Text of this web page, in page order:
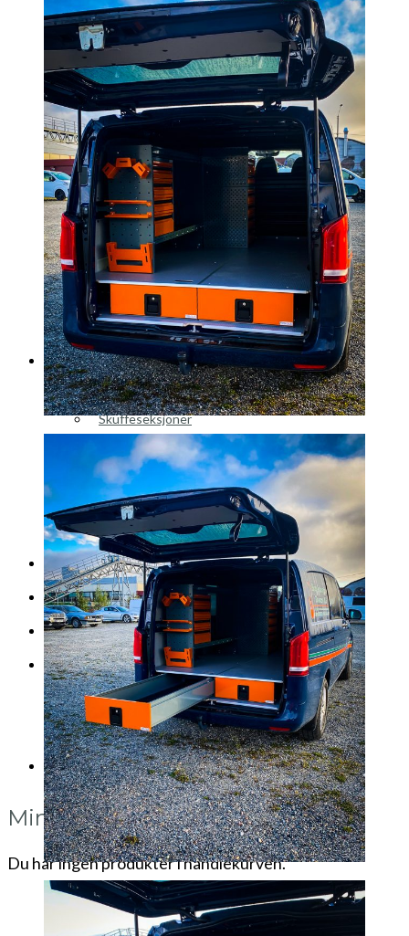
Mercedes
Mitsubishi
Nissan
Opel
Peugeot
Renault
Toyota
Volkswagen
Andre merker
Tilbehør
Produkter
Hyllereoler, hyllevanger og hyller
Skuffeseksjoner
Bunnskuffer
Skapseksjoner
Tilbehør
Brosjyrer
Fotogalleri
Nyheter
Om oss
Skreddersøm
Ansatte
Kontakt oss
Mini Cart
Du har ingen produkter i handlekurven.